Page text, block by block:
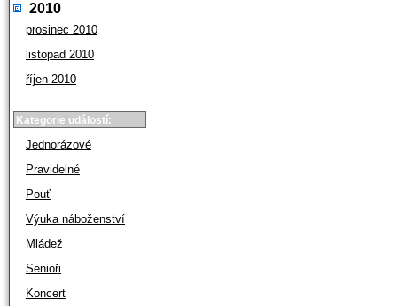
2010
prosinec 2010
listopad 2010
říjen 2010
Kategorie událostí:
Jednorázové
Pravidelné
Pouť
Výuka náboženství
Mládež
Senioři
Koncert